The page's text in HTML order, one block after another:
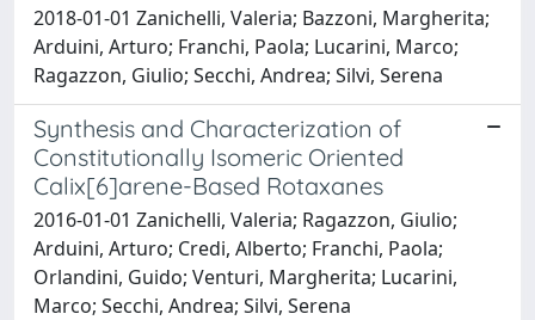
2018-01-01 Zanichelli, Valeria; Bazzoni, Margherita;
Arduini, Arturo; Franchi, Paola; Lucarini, Marco;
Ragazzon, Giulio; Secchi, Andrea; Silvi, Serena
Synthesis and Characterization of
Constitutionally Isomeric Oriented
Calix[6]arene-Based Rotaxanes
2016-01-01 Zanichelli, Valeria; Ragazzon, Giulio;
Arduini, Arturo; Credi, Alberto; Franchi, Paola;
Orlandini, Guido; Venturi, Margherita; Lucarini,
Marco; Secchi, Andrea; Silvi, Serena